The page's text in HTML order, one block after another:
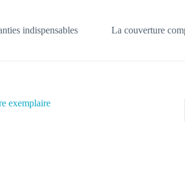
indispensables La couverture
exemplaire